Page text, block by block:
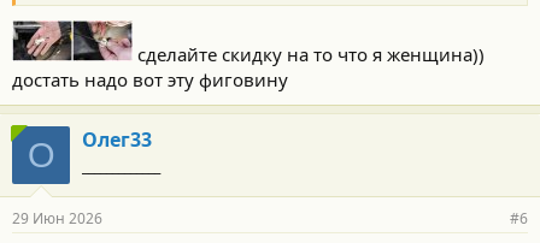
сделайте скидку на то что я женщина))
достать надо вот эту фиговину
О Олег33
29 Июн 2026 #6